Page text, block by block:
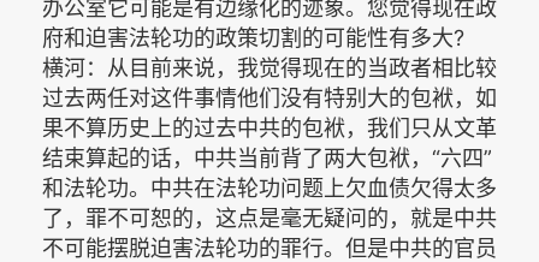
办公室它可能是有边缘化的迹象。您觉得现在政
府和迫害法轮功的政策切割的可能性有多大?
横河：从目前来说，我觉得现在的当政者相比较
过去两任对这件事情他们没有特别大的包袱，如
果不算历史上的过去中共的包袱，我们只从文革
结束算起的话，中共当前背了两大包袱，“六四”
和法轮功。中共在法轮功问题上欠血债欠得太多
了，罪不可恕的，这点是毫无疑问的，就是中共
不可能摆脱迫害法轮功的罪行。但是中共的官员